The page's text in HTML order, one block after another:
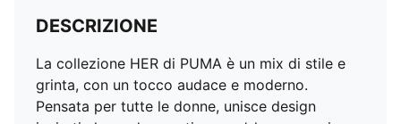
DESCRIZIONE
La collezione HER di PUMA è un mix di stile e
grinta, con un tocco audace e moderno.
Pensata per tutte le donne, unisce design